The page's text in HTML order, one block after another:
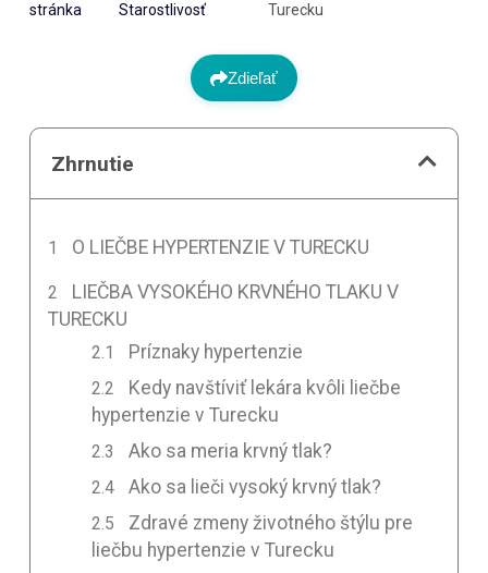
stránka
Starostlivosť
Turecku
Zdieľať
Zhrnutie
O LIEČBE HYPERTENZIE V TURECKU
LIEČBA VYSOKÉHO KRVNÉHO TLAKU V
TURECKU
Príznaky hypertenzie
Kedy navštíviť lekára kvôli liečbe
hypertenzie v Turecku
Ako sa meria krvný tlak?
Ako sa lieči vysoký krvný tlak?
Zdravé zmeny životného štýlu pre
liečbu hypertenzie v Turecku